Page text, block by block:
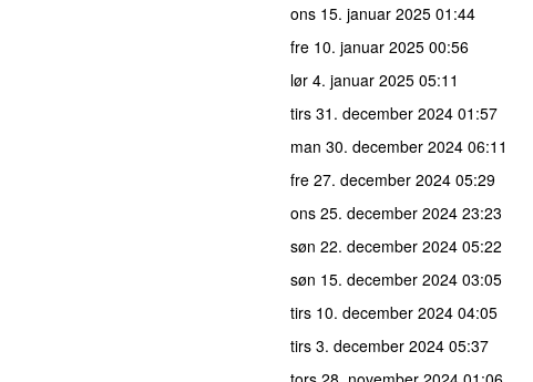
ons 15. januar 2025 01:44
fre 10. januar 2025 00:56
lør 4. januar 2025 05:11
tirs 31. december 2024 01:57
man 30. december 2024 06:11
fre 27. december 2024 05:29
ons 25. december 2024 23:23
søn 22. december 2024 05:22
søn 15. december 2024 03:05
tirs 10. december 2024 04:05
tirs 3. december 2024 05:37